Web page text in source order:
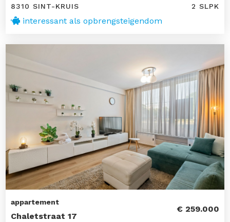
8310 SINT-KRUIS 2 SLPK
interessant als opbrengsteigendom
appartement
Chaletstraat 17
€ 259.000